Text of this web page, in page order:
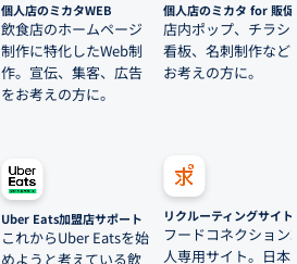
個人店のミカタWEB
飲食店のホームページ
制作に特化したWeb制
作。宣伝、集客、広告
をお考えの方に。
Uber Eats加盟店サポート
これからUber Eatsを始
めようと考えている飲
個人店のミカタ for 販促
店内ポップ、チラシ
看板、名刺制作など
お考えの方に。
リクルーティングサイト
フードコネクション
人専用サイト。日本